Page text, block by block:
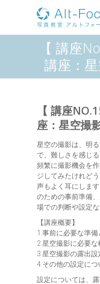
【 講座
講座：
【 講座
座：星空撮
星空の撮影は、明
で、難しさを感じ
頻繁に撮影機会を
ジしてみたけれど
声もよく耳にしま
のための事前準備
場での判断や設定
【講座概要】
1.事前に必要な準備
2.星空撮影に必要な
3.星空撮影の露出設
4.その他の設定につ
設定については、